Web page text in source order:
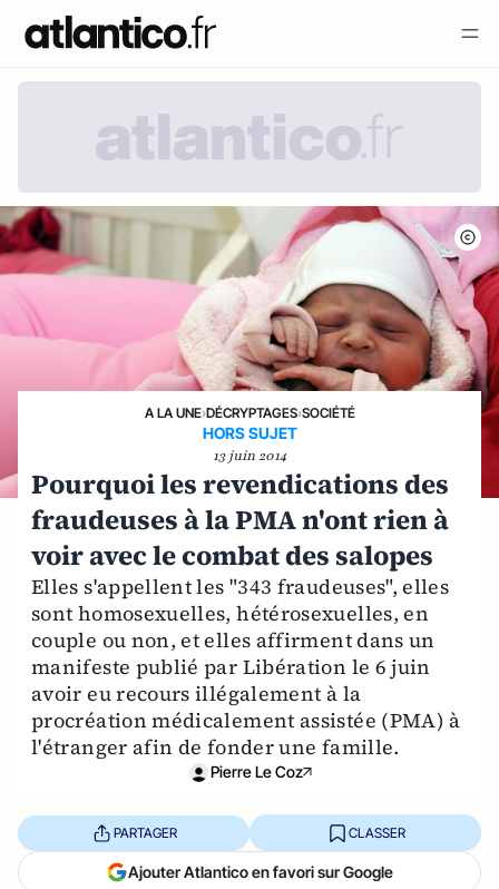
A LA UNE›DÉCRYPTAGES›SOCIÉTÉ
HORS SUJET
13 juin 2014
Pourquoi les revendications des
fraudeuses à la PMA n'ont rien à
voir avec le combat des salopes
Elles s'appellent les "343 fraudeuses", elles
sont homosexuelles, hétérosexuelles, en
couple ou non, et elles affirment dans un
manifeste publié par Libération le 6 juin
avoir eu recours illégalement à la
procréation médicalement assistée (PMA) à
l'étranger afin de fonder une famille.
Pierre Le Coz
PARTAGER CLASSER
Ajouter Atlantico en favori sur Google